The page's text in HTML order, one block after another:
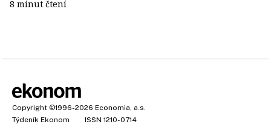
8 minut čtení
Copyright ©1996-2026 Economia, a.s.
Týdeník Ekonom
ISSN 1210-0714